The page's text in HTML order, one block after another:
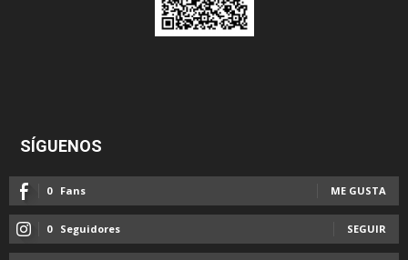
SÍGUENOS
0 Fans ME GUSTA
0 Seguidores SEGUIR